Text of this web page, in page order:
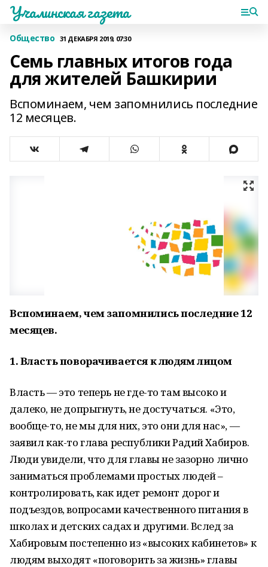
Учалинская газета
Общество 31 ДЕКАБРЯ 2019, 07:30
Семь главных итогов года
для жителей Башкирии
Вспоминаем, чем запомнились последние
12 месяцев.
Вспоминаем, чем запомнились последние 12
месяцев.
1. Власть поворачивается к людям лицом
Власть — это теперь не где-то там высоко и
далеко, не допрыгнуть, не достучаться. «Это,
вообще-то, не мы для них, это они для нас», —
заявил как-то глава республики Радий Хабиров.
Люди увидели, что для главы не зазорно лично
заниматься проблемами простых людей –
контролировать, как идет ремонт дорог и
подъездов, вопросами качественного питания в
школах и детских садах и другими. Вслед за
Хабировым постепенно из «высоких кабинетов» к
людям выходят «поговорить за жизнь» главы